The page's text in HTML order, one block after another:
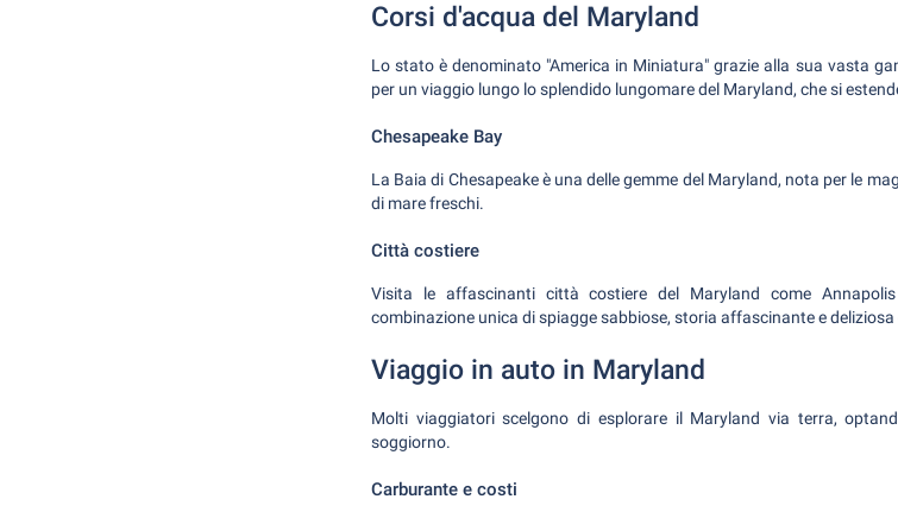
Corsi d'acqua del Maryland
Lo stato è denominato "America in Miniatura" grazie alla sua vasta
per un viaggio lungo lo splendido lungomare del Maryland, che si
Chesapeake Bay
La Baia di Chesapeake è una delle gemme del Maryland, nota per le
di mare freschi.
Città costiere
Visita le affascinanti città costiere del Maryland come
combinazione unica di spiagge sabbiose, storia affascinante e deliziosa
Viaggio in auto in Maryland
Molti viaggiatori scelgono di esplorare il Maryland via terra,
soggiorno.
Carburante e costi